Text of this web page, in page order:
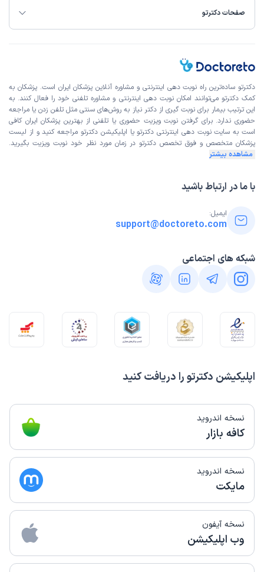
صفحات دکترتو
اپلیکیشن دکترتو را دریافت کنید
نسخه اندروید
کافه بازار
نسخه اندروید
مایکت
نسخه آیفون
وب اپلیکیشن
دکترتو ساده‌ترین راه نوبت‌ دهی اینترنتی و مشاوره آنلاین پزشکان ایران است. پزشکان به
کمک دکترتو می‌توانند امکان نوبت دهی اینترنتی و مشاوره تلفنی خود را فعال کنند. به
این ترتیب بیمار برای نوبت گیری از دکتر نیاز به روش‌های سنتی مثل تلفن زدن یا مراجعه
حضوری ندارد. برای گرفتن نوبت ویزیت حضوری یا تلفنی از بهترین پزشکان ایران کافی
است به سایت نوبت دهی اینترنتی دکترتو یا اپلیکیشن دکترتو مراجعه کنید و از لیست
پزشکان متخصص و فوق تخصص دکترتو در زمان مورد نظر خود نوبت ویزیت بگیرید.
مشاهده بیشتر
با ما در ارتباط باشید
ایمیل:
support@doctoreto.com
شبکه های اجتماعی